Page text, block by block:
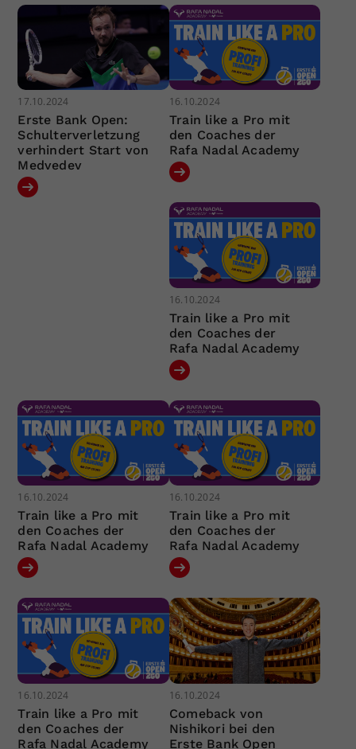
17.10.2024
Erste Bank Open:
Schulterverletzung
verhindert Start von
Medvedev
16.10.2024
Train like a Pro mit
den Coaches der
Rafa Nadal Academy
16.10.2024
Train like a Pro mit
den Coaches der
Rafa Nadal Academy
16.10.2024
Train like a Pro mit
den Coaches der
Rafa Nadal Academy
16.10.2024
Train like a Pro mit
den Coaches der
Rafa Nadal Academy
16.10.2024
Train like a Pro mit
den Coaches der
Rafa Nadal Academy
16.10.2024
Comeback von
Nishikori bei den
Erste Bank Open